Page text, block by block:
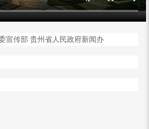
宣传部 贵州省人民政府新闻办